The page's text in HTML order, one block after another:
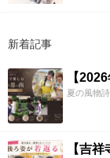
新着記事
夏の風物